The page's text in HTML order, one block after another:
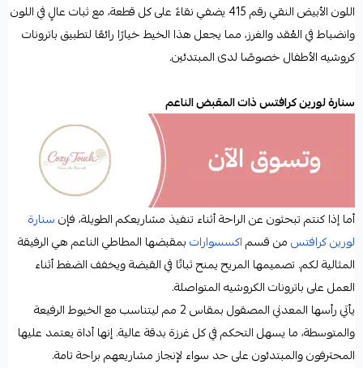
اللون الأبيض النقي رقم 415 يضفي نقاءً على كل قطعة، مع ثبات عالٍ في اللون
وانضباط في العُقد والغرز، مما يجعل هذا الخيط خيارًا رائعًا لتطبيق باترونات
كروشيه الأطفال خصوصًا لدى المبتدئين.
سنارة لورين كرافتس ذات المقبض الناعم
أما إذا كنتم تبحثون عن الراحة أثناء تنفيذ مشاريعكم الطويلة، فإنسنارة
لورين كرافتسمن قسماكسسواراتبمقبضها المطاطي الناعم هي الرفيقة
المثالية لكم. تصميمها المريح يمنح ثباتًا في القبضة ويخفف الضغط أثناء
العمل على باترونات الكروشيه المتواصلة.
يأتي رأسها المعدني المصقول بمقاس 2 مم ليتناسب مع الخيوط الرفيعة
والمتوسطة، ما يسهل التحكم في كل غرزة بدقة عالية. إنها أداة يعتمد عليها
المحترفون والمبتدئون على حد سواء لإنجاز مشاريعهم براحة تامة.